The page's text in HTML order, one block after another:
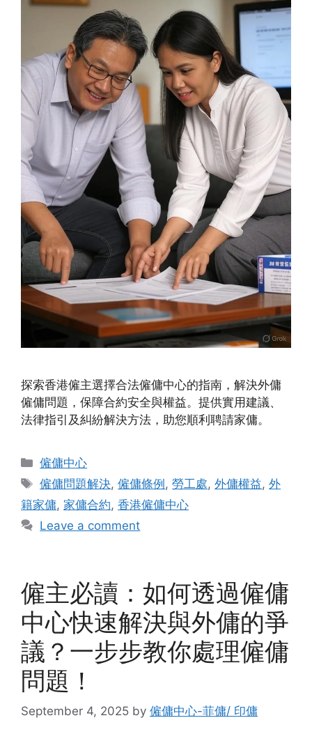
探索香港僱主選擇合法僱傭中心的指南，解決外傭
僱傭問題，保障合約安全與權益。提供實用建議、
法律指引及糾紛解決方法，助您順利聘請家傭。
Categories
僱傭中心
Tags
僱傭問題解決,僱傭條例,勞工處,外傭權益,外
籍家傭, 家傭合約, 香港僱傭中心
Leave a comment
僱主必讀：如何透過僱傭
中心快速解決與外傭的爭
議？一步步教你處理僱傭
問題！
September 4, 2025 by 僱傭中心-菲傭/ 印傭